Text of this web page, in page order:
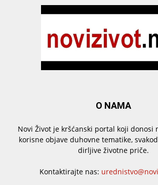
O NAMA
Novi Život je kršćanski portal koji donosi
korisne objave duhovne tematike,
dirljive životne priče.
Kontaktirajte nas: